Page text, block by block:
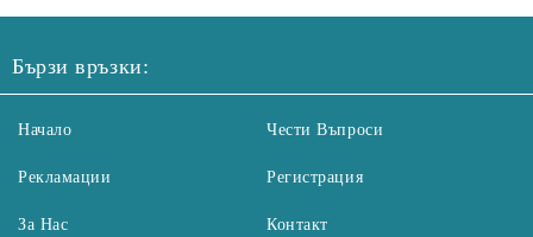
Бързи връзки:
Начало
Рекламации
За Нас
Чести Въпроси
Регистрация
Контакт